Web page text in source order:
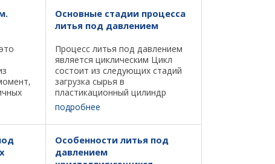
это
Основные стадии процесса
литья под давлением
Процесс литья под давлением
является циклическим Цикл
состоит из следующих стадий
загрузка сырья в
пластикационный цилиндр
литьевой машины и подготовка
расплава (пластикация),
смыкание формы, заполнение
формы расплавом, выдержка
под давлением в ...
подробнее
Особенности литья под
давлением